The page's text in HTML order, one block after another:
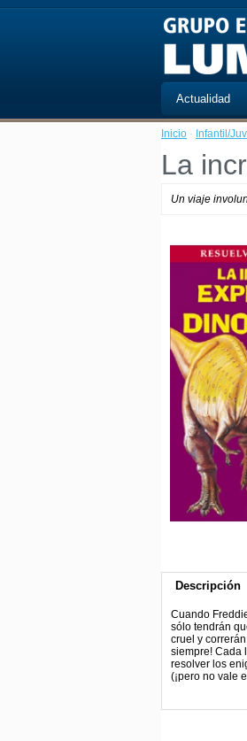
Actualidad
Inicio · Infantil/
La
Un viaje
Descripción
Cuando
sólo tendrán
cruel y
siempre! Cada
resolver los
(¡pero no vale